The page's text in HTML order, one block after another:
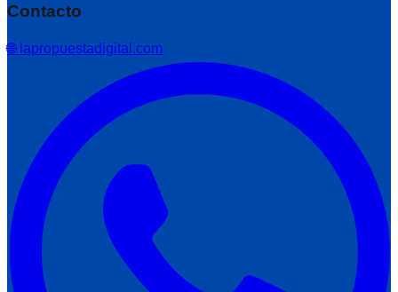
Contacto
🌐 lapropuestadigital.com